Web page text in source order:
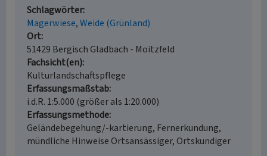
Schlagwörter
Magerwiese Weide (Grünland)
Ort
51429 Bergisch Gladbach - Moitzfeld
Fachsicht(en)
Kulturlandschaftspflege
Erfassungsmaßstab
i.d.R. 1:5.000 (größer als 1:20.000)
Erfassungsmethode
Geländebegehung/-kartierung, Fernerkundung,
mündliche Hinweise Ortsansässiger, Ortskundiger